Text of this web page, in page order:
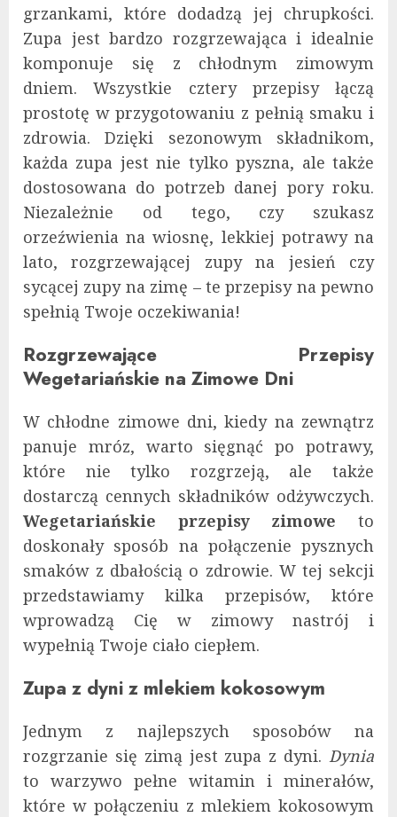
grzankami, które dodadzą jej chrupkości.
Zupa jest bardzo rozgrzewająca i idealnie
komponuje się z chłodnym zimowym
dniem. Wszystkie cztery przepisy łączą
prostotę w przygotowaniu z pełnią smaku i
zdrowia. Dzięki sezonowym składnikom,
każda zupa jest nie tylko pyszna, ale także
dostosowana do potrzeb danej pory roku.
Niezależnie od tego, czy szukasz
orzeźwienia na wiosnę, lekkiej potrawy na
lato, rozgrzewającej zupy na jesień czy
sycącej zupy na zimę – te przepisy na pewno
spełnią Twoje oczekiwania!
Rozgrzewające Przepisy
Wegetariańskie na Zimowe Dni
W chłodne zimowe dni, kiedy na zewnątrz
panuje mróz, warto sięgnąć po potrawy,
które nie tylko rozgrzeją, ale także
dostarczą cennych składników odżywczych.
Wegetariańskie przepisy zimowe to
doskonały sposób na połączenie pysznych
smaków z dbałością o zdrowie. W tej sekcji
przedstawiamy kilka przepisów, które
wprowadzą Cię w zimowy nastrój i
wypełnią Twoje ciało ciepłem.
Zupa z dyni z mlekiem kokosowym
Jednym z najlepszych sposobów na
rozgrzanie się zimą jest zupa z dyni. Dynia
to warzywo pełne witamin i minerałów,
które w połączeniu z mlekiem kokosowym